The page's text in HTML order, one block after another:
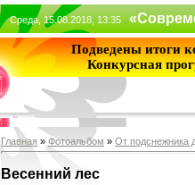
Среда, 15.08.2018, 13:35
Подведены итоги
Конкурсная
Главная » Фотоальбом » От подснежника
Весенний лес